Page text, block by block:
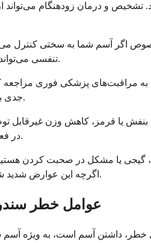
تشخیص و درمان زودهنگام
اگر آسم شما به سختی کنترل
تنفسی می‌تواند نشانه اولیه سندرم چرگ-استروس باشد.
به مراقبت‌های پزشکی فوری مراجعه
جدی باشد و نیاز به ارزیابی و درمان فوری دارد.
بنفش یا قرمز، کاهش وزن
در فعالیت‌های روزانه شما اختلال ایجاد می‌کند.
یا مشکل در صحبت کردن هستید،
اگرچه این عوارض شدید شایع نیستند، اما نیاز به درمان فوری دارند.
عوامل خطر
داشتن آسم است، به ویژه آسم